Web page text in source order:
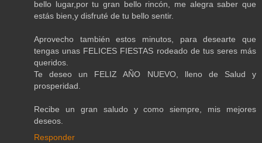
bello lugar,por tu gran bello rincón, me alegra saber que
estás bien,y disfruté de tu bello sentir.
Aprovecho también estos minutos, para desearte que
tengas unas FELICES FIESTAS rodeado de tus seres más
queridos.
Te deseo un FELIZ AÑO NUEVO, lleno de Salud y
prosperidad.
Recibe un gran saludo y como siempre, mis mejores
deseos.
Responder